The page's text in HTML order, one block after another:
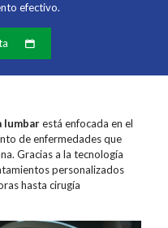
efectivo.
lumbarestá enfocada en el
de enfermedades que
Gracias a la tecnología
personalizados
hasta cirugía